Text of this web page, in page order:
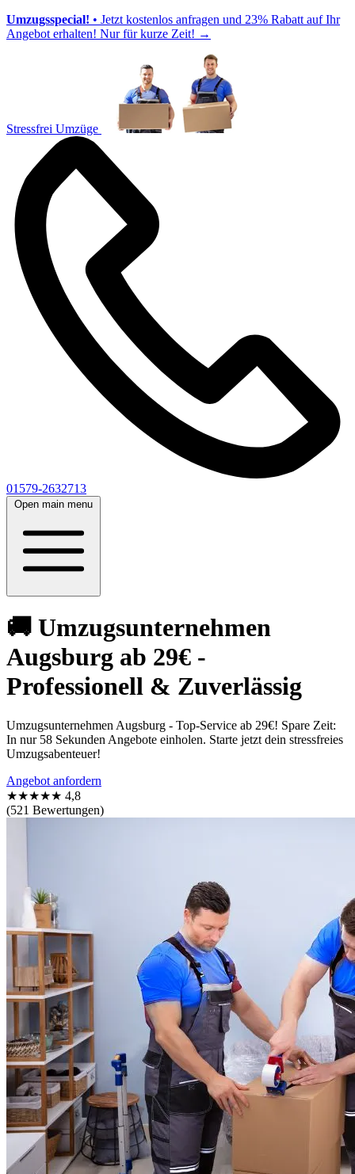
Umzugsspecial! • Jetzt kostenlos anfragen und 23% Rabatt auf Ihr
Angebot erhalten! Nur für kurze Zeit! →
Stressfrei Umzüge
01579-2632713
Open main menu
🚚 Umzugsunternehmen
Augsburg ab 29€ -
Professionell & Zuverlässig
Umzugsunternehmen Augsburg - Top-Service ab 29€! Spare Zeit:
In nur 58 Sekunden Angebote einholen. Starte jetzt dein stressfreies
Umzugsabenteuer!
Angebot anfordern
★★★★★ 4,8
(521 Bewertungen)